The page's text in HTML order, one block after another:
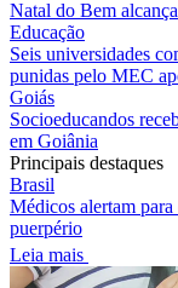
Natal do Bem
Educação
Seis universidades
punidas pelo MEC
Goiás
Socioeducandos
em Goiânia
Principais destaques
Brasil
Médicos alertam
puerpério
Leia mais